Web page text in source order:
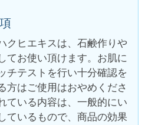
クヒエキスは、石鹸作りや
てお使い頂けます。お肌に
チテストを行い十分確認を
方はご使用はおやめくださ
ている内容は、一般的にい
ているもので、商品の効果